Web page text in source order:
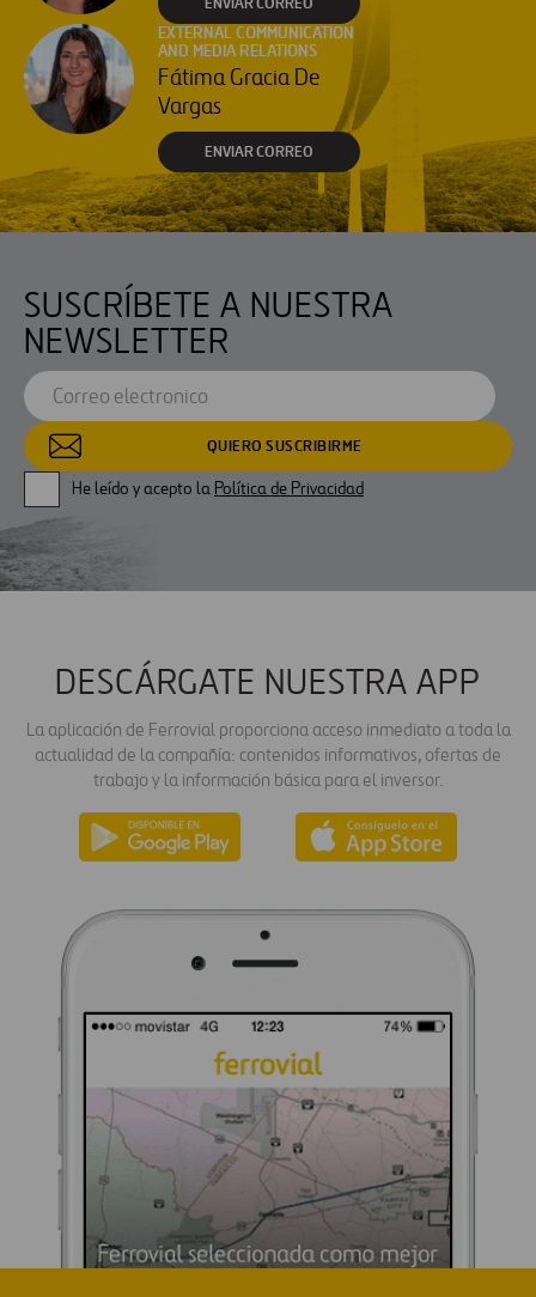
EXTERNAL COMMUNICATION
AND MEDIA RELATIONS
Fátima Gracia De
Vargas
ENVIAR CORREO
SUSCRÍBETE A NUESTRA
NEWSLETTER
He leído y acepto la Política de Privacidad
DESCÁRGATE NUESTRA APP
La aplicación de Ferrovial proporciona acceso inmediato a toda la
actualidad de la compañía: contenidos informativos, ofertas de
trabajo y la información básica para el inversor.